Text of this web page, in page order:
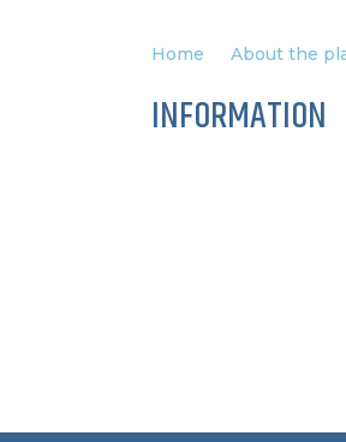
Home About the
INFORMATION